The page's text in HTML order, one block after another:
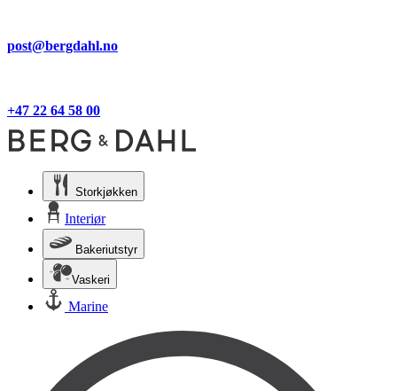
post@bergdahl.no
+47 22 64 58 00
Storkjøkken
Interiør
Bakeriutstyr
Vaskeri
Marine